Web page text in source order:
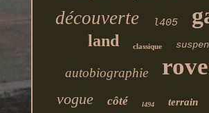
découverte l405
land classique
autobiographie
vogue côté l494 terrain